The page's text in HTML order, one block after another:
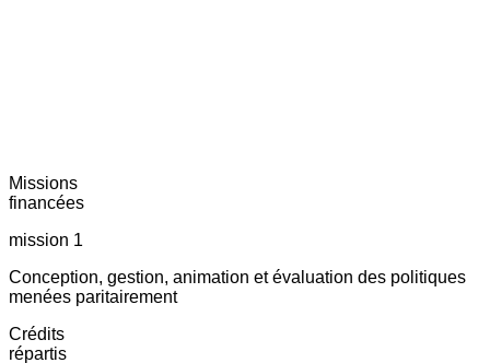
Missions
financées
mission 1
Conception, gestion, animation et évaluation des politiques
menées paritairement
Crédits
répartis